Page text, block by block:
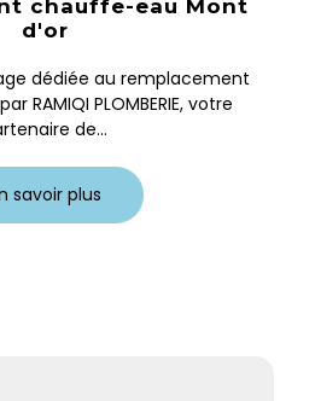
chauffe-eau Mont
d'or
dédiée au remplacement
RAMIQI PLOMBERIE, votre
de...
savoir plus